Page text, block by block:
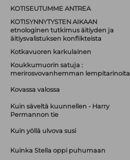
KOTISEUTUMME ANTREA
KOTISYNNYTYSTEN AIKAAN
etnologinen tutkimus äitiyden ja
äitiysvalistuksen konflikteista
Kotkavuoren karkulainen
Koukkumuorin satuja :
merirosvovanhemman lempitarinoita
Kovassa valossa
Kuin säveltä kuunnellen - Harry
Permannon tie
Kuin yöllä ulvova susi
Kuinka Stella oppi puhumaan